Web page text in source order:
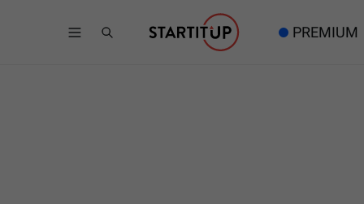
PREMIUM